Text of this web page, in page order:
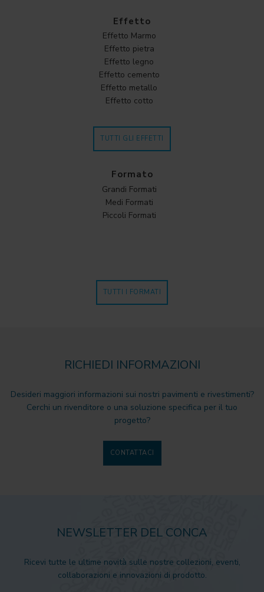
Effetto
Effetto Marmo
Effetto pietra
Effetto legno
Effetto cemento
Effetto metallo
Effetto cotto
TUTTI GLI EFFETTI
Formato
Grandi Formati
Medi Formati
Piccoli Formati
TUTTI I FORMATI
RICHIEDI INFORMAZIONI
Desideri maggiori informazioni sui nostri pavimenti e rivestimenti?
Cerchi un rivenditore o una soluzione specifica per il tuo
progetto?
CONTATTACI
NEWSLETTER DEL CONCA
Ricevi tutte le ultime novità sulle nostre collezioni, eventi,
collaborazioni e innovazioni di prodotto.